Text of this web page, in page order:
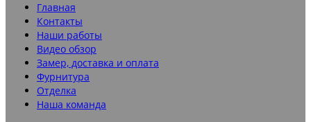
Главная
Контакты
Наши работы
Видео обзор
Замер, доставка и оплата
Фурнитура
Отделка
Наша команда